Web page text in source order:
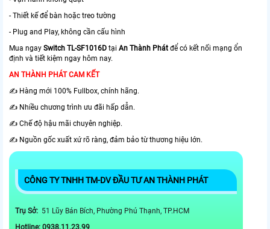
- Thiết kế để bàn hoặc treo tường
- Plug and Play, không cần cấu hình
Mua ngay Switch TL-SF1016D tại An Thành Phát để có kết nối mạng ổn
định và tiết kiệm ngay hôm nay.
AN THÀNH PHÁT CAM KẾT
✍️ Hàng mới 100% Fullbox, chính hãng.
✍️ Nhiều chương trình ưu đãi hấp dẫn.
✍️ Chế độ hậu mãi chuyên nghiệp.
✍️ Nguồn gốc xuất xứ rõ ràng, đảm bảo từ thương hiệu lớn.
CÔNG TY TNHH TM-DV ĐẦU TƯ AN THÀNH PHÁT
Trụ Sở: 51 Lũy Bán Bích, Phường Phú Thạnh, TP.HCM
Hotline: 0938.11.23.99